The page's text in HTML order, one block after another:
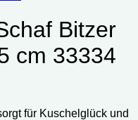
Bitzer
cm 33334
für Kuschelglück und